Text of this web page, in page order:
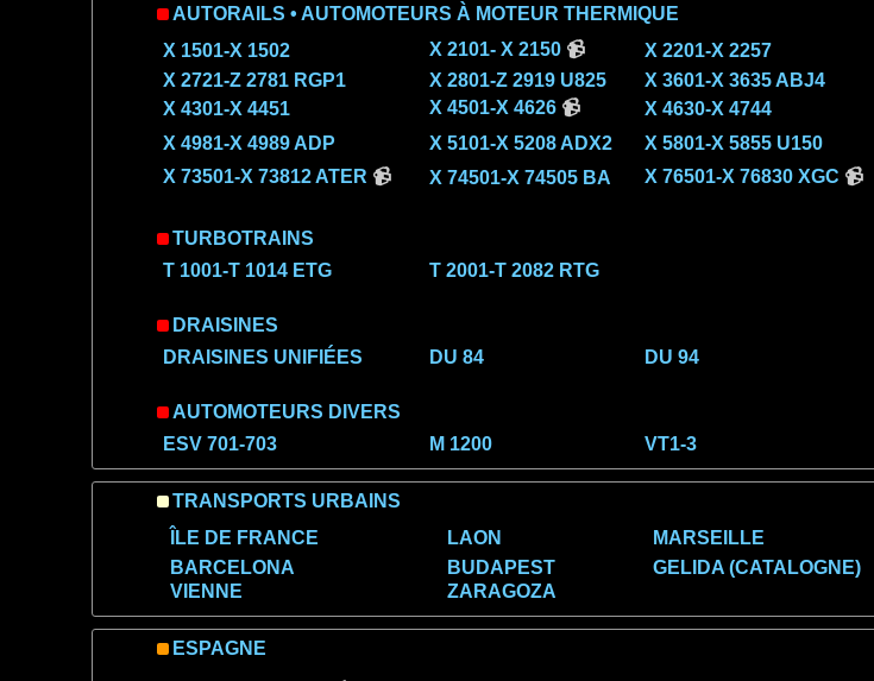
AUTORAILS • AUTOMOTEURS À MOTEUR THERMIQUE
X 1501-X 1502
X 2101- X 2150📹 X 2201-X 2257
X 2721-Z 2781 RGP1
X 2801-Z 2919 U825 X 3601-X 3635 ABJ4
X 4301-X 4451
X 4501-X 4626📹 X 4630-X 4744
X 4981-X 4989 ADP
X 5101-X 5208 ADX2 X 5801-X 5855 U150
X 73501-X 73812 ATER 📹 X 74501-X 74505 BA X 76501-X 76830 XGC 📹
TURBOTRAINS
T 1001-T 1014 ETG
T 2001-T 2082 RTG
DRAISINES
DRAISINES UNIFIÉES
DU 84 DU 94
AUTOMOTEURS DIVERS
ESV 701-703
M 1200 VT1-3
TRANSPORTS URBAINS
ÎLE DE FRANCE
LAON MARSEILLE
BARCELONA
BUDAPEST GELIDA (CATALOGNE)
VIENNE
ZARAGOZA
ESPAGNE